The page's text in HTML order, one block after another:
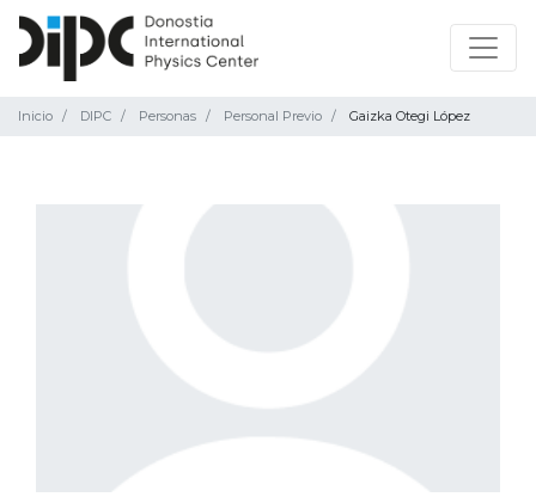
Inicio DIPC Personas Personal Previo Gaizka Otegi López